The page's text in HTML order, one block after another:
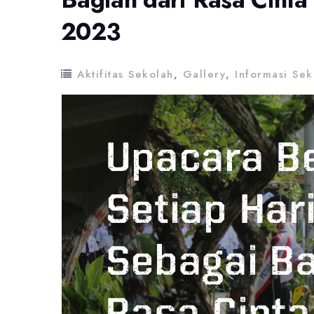
2023
Aktifitas Sekolah, Gallery, Informasi